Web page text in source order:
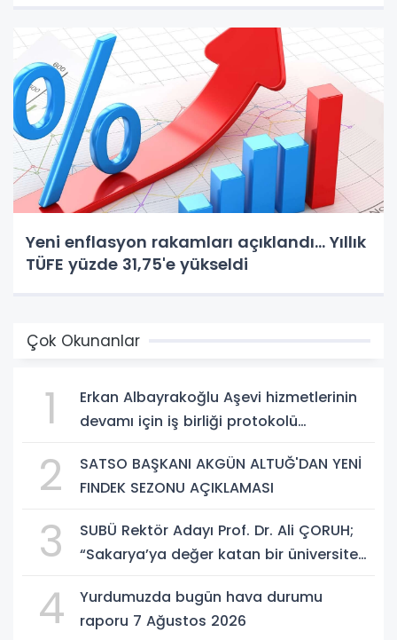
Yeni enflasyon rakamları açıklandı... Yıllık
TÜFE yüzde 31,75'e yükseldi
Çok Okunanlar
1
Erkan Albayrakoğlu Aşevi hizmetlerinin
devamı için iş birliği protokolü
2
SATSO BAŞKANI AKGÜN ALTUĞ'DAN YENİ
FINDEK SEZONU AÇIKLAMASI
3
SUBÜ Rektör Adayı Prof. Dr. Ali ÇORUH;
“Sakarya’ya değer katan bir üniversite
4
Yurdumuzda bugün hava durumu
raporu 7 Ağustos 2026